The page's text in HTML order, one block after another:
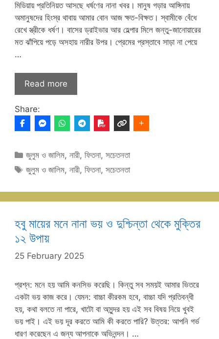
মিডিয়ায় প্রতিনিয়ত আসছে ধর্ষণের নানা খবর। মানুষ গড়ার আঙ্গিনায়
অমানুষদের হিংস্র থাবায় আমার বোন আজ ক্ষত-বিক্ষত। স্বামীকে বেঁধে
রেখে স্ত্রীকে ধর্ষণ। বাসের ড্রাইভার আর হেল্পার মিলে জন্তু-জানোয়ারের
মত ঝাঁপিয়ে পড়ে অসহায় নারীর উপর। প্রেমের প্রস্তাবে সাড়া না পেয়ে
…
Read more
Share:
Categories
জুলুম ও জালিম,নারী,ফিতনা,সচেতনতা
Tags
জুলুম ও জালিম,নারী,ফিতনা,সচেতনতা
হবু মায়ের মনে নানা ভয় ও দুশ্চিন্তা থেকে মুক্তির
১২ উপায়
25 February 2025
প্রশ্ন: মনে হয় আমি কনসিভ করেছি। কিন্তু সব সময়ই আমার ভিতরে
একটা ভয় কাজ করে। যেমন: বাচ্চা কীরকম হবে, বাচ্চা যদি প্রতিবন্ধী
হয়, কথা বলতে না পারে, খাটো বা অসুন্দর হয় এই সব বিষয় নিয়ে খুবই
ভয় পাই। এই ভয় দূর করতে আমি কী করতে পারি? উত্তর: আপনি গর্ভ
ধারণ করেছেন এ জন্য আপনাকে অভিনন্দন। …